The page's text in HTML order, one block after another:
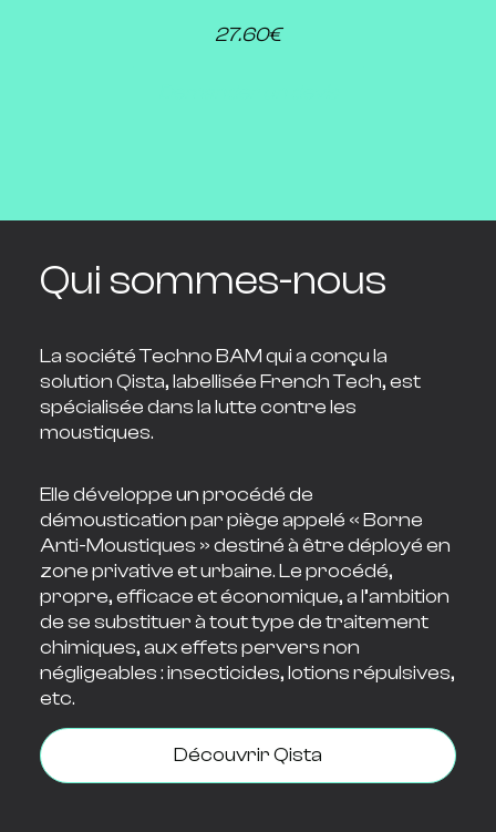
27.60€
Qui sommes-nous
La société Techno BAM qui a conçu la
solution Qista, labellisée French Tech, est
spécialisée dans la lutte contre les
moustiques.
Elle développe un procédé de
démoustication par piège appelé « Borne
Anti-Moustiques » destiné à être déployé en
zone privative et urbaine. Le procédé,
propre, efficace et économique, a l’ambition
de se substituer à tout type de traitement
chimiques, aux effets pervers non
négligeables : insecticides, lotions répulsives,
etc.
Découvrir Qista